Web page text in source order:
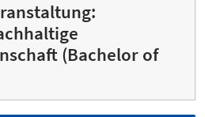
(Bachelor of